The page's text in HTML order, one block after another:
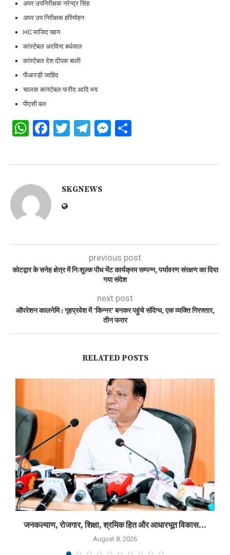
अपर उपनिरीक्षक नरेन्द्र सिंह
अपर उप निरीक्षक हरिमोहन
HC माजिद खान
कांस्टेबल अरविन्द बर्थवाल
कांस्टेबल देश दीपक बाली
पीआरडी जाहिद
चालक कांस्टेबल फरीद आदि मय
पीएसी बल
WhatsApp
Facebook
Twitter
Telegram
Messenger
SKGNEWS
previous post
कोटद्वार के सनेह क्षेत्र में निःशुल्क पौध भेंट कार्यक्रम सम्पन्न, पर्यावरण संरक्षण का दिया
गया संदेश
next post
ऑपरेशन कालनेमि : गृहप्रवेश में ‘किन्नर’ बनकर पहुंचे संदिग्ध, एक व्यक्ति गिरफ्तार,
तीन फरार
RELATED POSTS
जनकल्याण, रोजगार, शिक्षा, श्रमिक हित और आधारभूत विकास...
August 8, 2026